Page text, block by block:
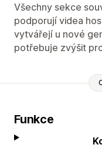
Všechny sekce
podporují videa
vytvářejí u nové
potřebuje zvýšit
Funkce